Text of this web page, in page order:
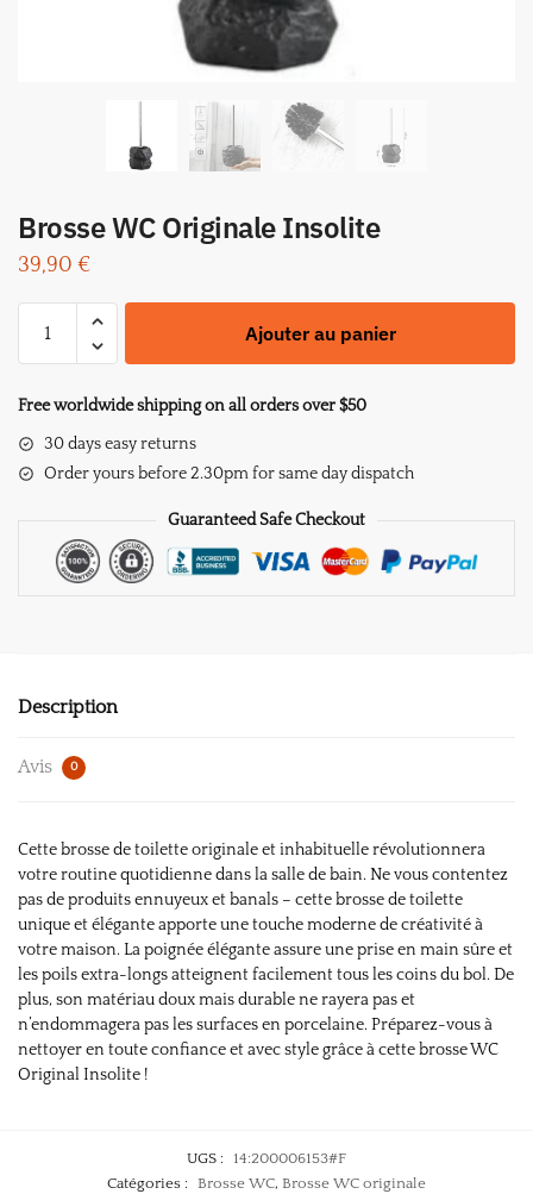
Brosse WC Originale Insolite
39,90 €
WC
Insolite
Ajouter au panier
Free worldwide shipping on all orders over $50
30 days easy returns
Order yours before 2.30pm for same day dispatch
Guaranteed Safe Checkout
Description
Avis 0
Cette brosse de toilette originale et inhabituelle révolutionnera
votre routine quotidienne dans la salle de bain. Ne vous contentez
pas de produits ennuyeux et banals – cette brosse de toilette
unique et élégante apporte une touche moderne de créativité à
votre maison. La poignée élégante assure une prise en main sûre et
les poils extra-longs atteignent facilement tous les coins du bol. De
plus, son matériau doux mais durable ne rayera pas et
n’endommagera pas les surfaces en porcelaine. Préparez-vous à
nettoyer en toute confiance et avec style grâce à cette brosse WC
Original Insolite !
UGS :
14:200006153#F
Catégories :
Brosse WC, Brosse WC originale